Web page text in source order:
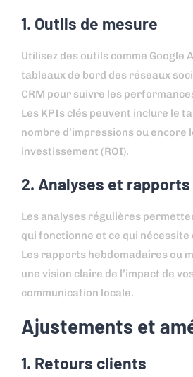
1. Outils de mesure
Utilisez des outils comme Google
tableaux de bord des réseaux
CRM pour suivre les
Les KPIs clés peuvent inclure le
nombre d’impressions ou encore
investissement (ROI).
2. Analyses et rapports
Les analyses régulières
qui fonctionne et ce qui nécessite
Les rapports hebdomadaires ou
une vision claire de l’impact de
communication locale.
Ajustements et
1. Retours clients